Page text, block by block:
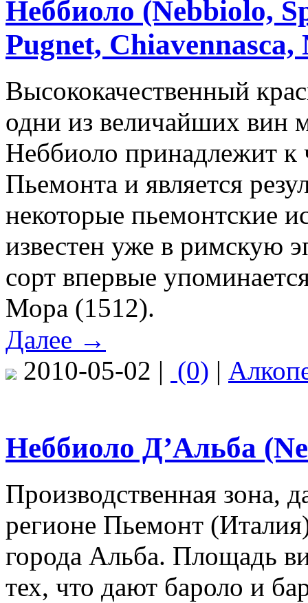
Неббиоло (Nebbiolo,
Pugnet,
Высококачественный
одни из величайших вин
Неббиоло принадлежит к
Пьемонта и является
некоторые пьемонтские
известен уже в римскую
сорт впервые
Мора (1512).
Далее →
2010-05-02 | (0) |
Неббиоло Д’Альба
Производственная зона,
регионе Пьемонт
города Альба. Площадь
тех, что дают бароло и